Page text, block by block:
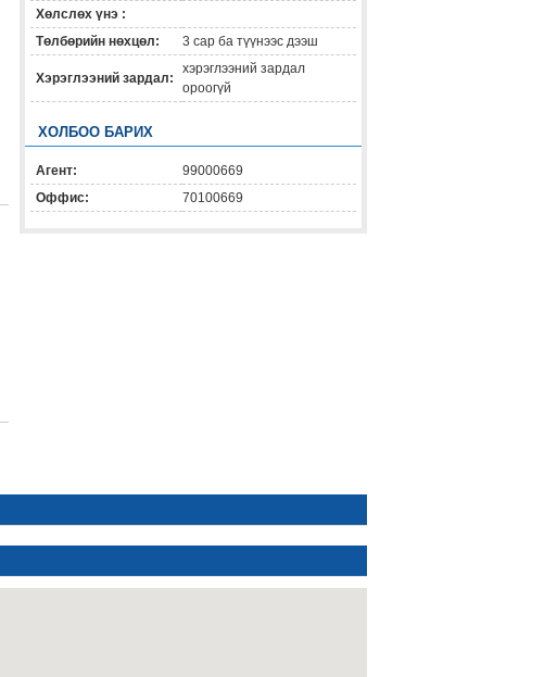
Хөлслөх үнэ :
Төлбөрийн нөхцөл:
3 сар ба түүнээс дээш
Хэрэглээний зардал:
хэрэглээний зардал
ороогүй
ХОЛБОО БАРИХ
Агент:
99000669
Оффис:
70100669